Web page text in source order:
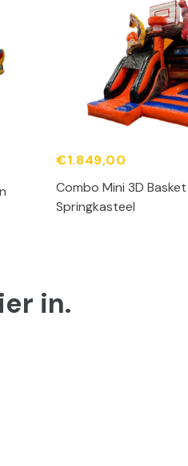
€1.849,00
Combo Mini 3D Basket
Springkasteel
in.